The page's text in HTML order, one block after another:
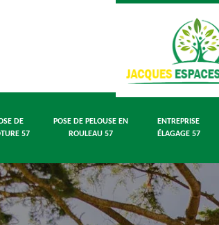
DE
57
POSE DE PELOUSE EN
ROULEAU 57
ENTREPRISE
ÉLAGAGE 57